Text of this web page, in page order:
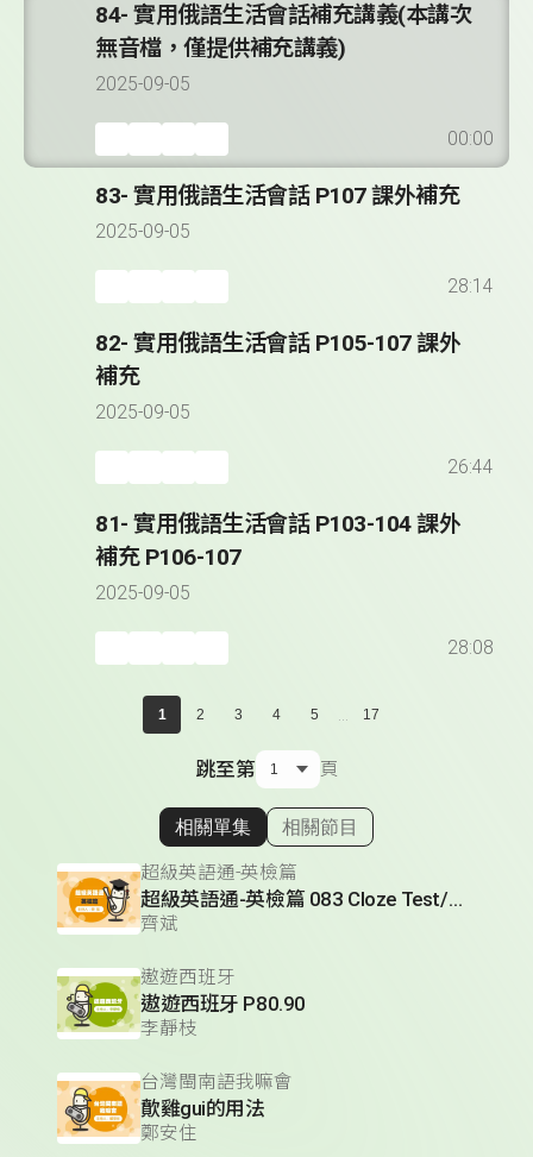
84- 實用俄語生活會話補充講義(本講次
無音檔，僅提供補充講義)
2025-09-05
00:00
83- 實用俄語生活會話 P107 課外補充
2025-09-05
28:14
82- 實用俄語生活會話 P105-107 課外
補充
2025-09-05
26:44
81- 實用俄語生活會話 P103-104 課外
補充 P106-107
2025-09-05
28:08
1 2 3 4 5 ... 17
跳至第 頁
顯示相關單集
相關單集 相關節目
超級英語通-英檢篇
超級英語通-英檢篇 083 Cloze Test/段落填空-13
齊斌
遨遊西班牙
遨遊西班牙 P80.90
李靜枝
台灣閩南語我嘛會
歕雞gui的用法
鄭安住